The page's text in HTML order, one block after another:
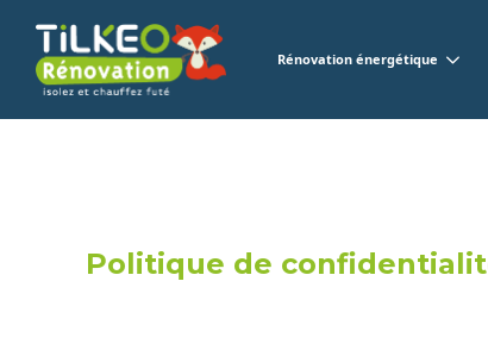
Rénovation énergétique
Politique de